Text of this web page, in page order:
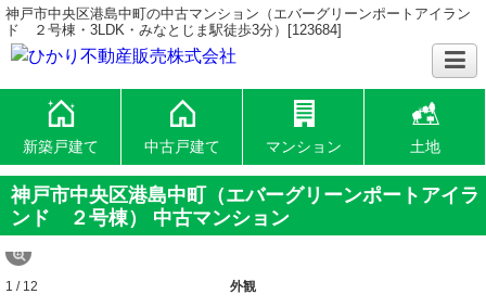
神戸市中央区港島中町の中古マンション（エバーグリーンポートアイラン
ド ２号棟・3LDK・みなとじま駅徒歩3分）[123684]
新築戸建て 中古戸建て マンション 土地
神戸市中央区港島中町（エバーグリーンポートアイラ
ンド ２号棟） 中古マンション
外観
1 / 12